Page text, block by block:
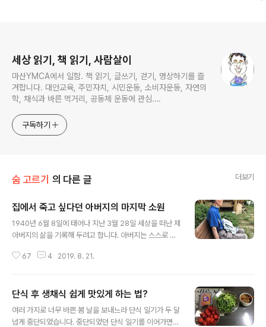
세상 읽기, 책 읽기, 사람살이
마산YMCA에서 일함. 책 읽기, 글쓰기, 걷기, 명상하기를 즐
겨합니다. 대안교육, 주민자치, 시민운동, 소비자운동, 자연의
학, 채식과 바른 먹거리, 공동체 운동에 관심.
http://www.facebook.com/ymcaman
구독하기
숨 고르기 의 다른 글 더보기
집에서 죽고 싶다던 아버지의 마지막 소원
1940년 6월 8일에 태어나 지난 3월 28일 세상을 떠난 제
아버지의 삶을 기록해 두려고 합니다. 아버지는 스스로 자
할 만한 남다른 삶을 살지도 않았기 때문에 자식이 아니면
의 삶이지만 자식이라도 기억과 기록으로 남기는 것이 도
리라는 생각이 들었습니다. 삶을 정리하면서 진행한 마지
막 저와 아버지의 인터뷰 어머니와 가족들의 기억을 모아
67 4 2019. 8. 21.
단식 후 생채식 쉽게 맛있게 하는 법?
여러 가지로 너무 바쁜 봄 날을 보내느라 단식 일기가 두 달
넘게 중단되었습니다. 중단되었던 단식 일기를 이어가면서